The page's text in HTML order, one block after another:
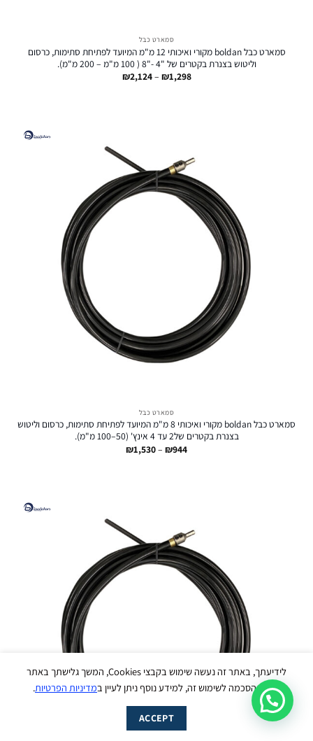
סמארט כבל
סמארט כבל boldan מקורי ואיכותי 12 מ"מ המיועד לפתיחת סתימות, כרסום
וליטוש בצנרת בקטרים של "4 -"8 ( 100 מ"מ – 200 מ"מ).
₪1,298
–
₪2,124 טווח
סמארט כבל
סמארט כבל boldan מקורי ואיכותי 8 מ"מ המיועד לפתיחת סתימות, כרסום וליטוש
בצנרת בקטרים של2 עד 4 אינץ' (50–100 מ"מ).
₪944
–
₪1,530 טווח
לידיעתך, באתר זה נעשה שימוש בקבצי Cookies, המשך גלישתך באתר
מהווה הסכמה לשימוש זה, למידע נוסף ניתן לעיין במדיניות הפרטיות.
ACCEPT
עבודי ליינס
נשמח לסייע לך בכל שאלה - זמינים עכשיו
בווטסאפ :)